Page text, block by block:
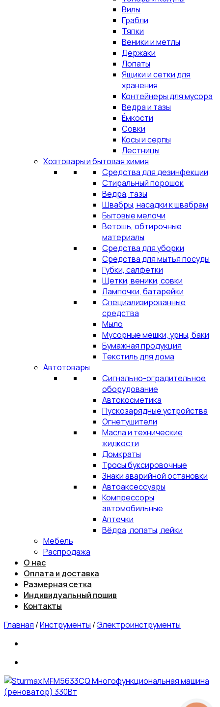
Вилы
Грабли
Тяпки
Веники и метлы
Держаки
Лопаты
Ящики и сетки для
хранения
Контейнеры для мусора
Ведра и тазы
Ёмкости
Совки
Косы и серпы
Лестницы
Хозтовары и бытовая химия
Средства для дезинфекции
Стиральный порошок
Ведра, тазы
Швабры, насадки к швабрам
Бытовые мелочи
Ветошь, обтирочные
материалы
Средства для уборки
Средства для мытья посуды
Губки, салфетки
Щетки, веники, совки
Лампочки, батарейки
Специализированные
средства
Мыло
Мусорные мешки, урны, баки
Бумажная продукция
Текстиль для дома
Автотовары
Сигнально-оградительное
оборудование
Автокосметика
Пускозарядные устройства
Огнетушители
Масла и технические
жидкости
Домкраты
Тросы буксировочные
Знаки аварийной остановки
Автоаксессуары
Компрессоры
автомобильные
Аптечки
Вёдра, лопаты, лейки
Мебель
Распродажа
О нас
Оплата и доставка
Размерная сетка
Индивидуальный пошив
Контакты
Главная /Инструменты /Электроинструменты